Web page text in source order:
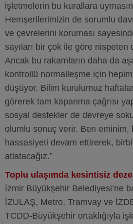
işletmelerin bu kurallara
Hemşerilerimizin de sorumlu
ve çevrelerini koruması
sayıları bir çok ile göre nispeten
Ancak bu rakamların daha da
kontrollü normalleşme için
düşüyor. Bilim kurulumuz
görerek tam kapanma çağrısı
sosyal destekler de devreye
olumlu sonuç verir. Ben eminim,
hassasiyeti devam ettirerek,
atlatacağız.”
Toplu ulaşımda kesintisiz
İzmir Büyükşehir Belediyesi’ne
İZULAŞ, Metro, Tramvay ve
TCDD-Büyükşehir ortaklığıyla